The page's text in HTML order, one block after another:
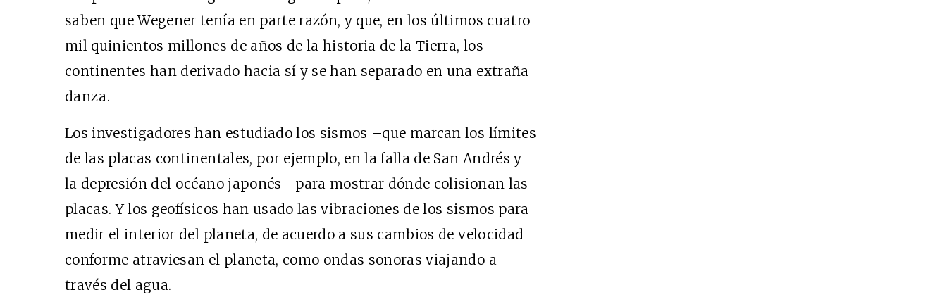
saben que Wegener tenía en parte razón, y que, en los últimos cuatro
mil quinientos millones de años de la historia de la Tierra, los
continentes han derivado hacia sí y se han separado en una extraña
danza.
Los investigadores han estudiado los sismos –que marcan los límites
de las placas continentales, por ejemplo, en la falla de San Andrés y
la depresión del océano japonés– para mostrar dónde colisionan las
placas. Y los geofísicos han usado las vibraciones de los sismos para
medir el interior del planeta, de acuerdo a sus cambios de velocidad
conforme atraviesan el planeta, como ondas sonoras viajando a
través del agua.